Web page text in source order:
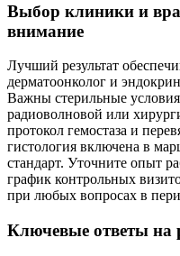
Выбор клиники и
внимание
Лучший результат
дерматоонколог и
Важны стерильные
радиоволновой или
протокол гемостаза и
гистология включена в
стандарт. Уточните опыт
график контрольных
при любых вопросах в
Ключевые ответы на